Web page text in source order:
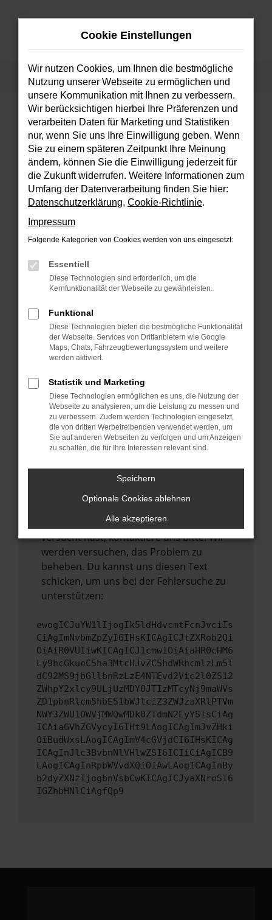
Zum
Startseite Fahrzeugsuche
FEHLER: NETWORK ERROR
Beim Laden ist ein Fehler aufgetreten.
Hier sind ein paar Tipps, die dir helfen können:
Überprüfe deine Firewall und deine
Internetverbindung.
Laden andere Webseiten, zum Beispiel
deine Suchmaschine?
Prüfe deine Browsererweiterungen.
Manche Erweiterungen, wie Werbeblocker,
können das Laden bestimmter Seiten
anderen Browser oder in einem privaten
Fenster?
Starte dein Gerät neu.
vorübergehende Probleme zu beheben.
Stelle sicher, dass dein Browser und dein
Betriebssystem auf dem neuesten Stand
sind.
Veraltete Software birgt nicht nur ein
führen, dass bestimmte Funktionen nicht
Wende dich an den Webseitenbetreiber.
Wenn du alle oben genannten Schritte
versucht hast, kontaktiere uns bitte. Wir
werden versuchen, das Problem zu
beheben. Du kannst uns diesen Text
schicken, um uns bei der Fehlersuche zu
unterstützen:
ewogICJuYW1lIjogIk5ldHdvcmtFcnJvciIs
CiAgImNvbmZpZyI6IHsKICAgICJtZXRob2Qi
OiAiR0VUIiwKICAgICJ1cmwiOiAiaHR0cHM6
Ly9hcGkueC5ha3MtcHJvZC5hdWRhcmlzLm5l
dC92MS9jbGllbnRzLzE4NTEvd2Vic2l0ZS12
ZWhpY2xlcy9ULjUzMDY0JTIzMTcyNj9maWVs
ZD1pbnRlcm5hbE51bWJlciZ3ZWJzaXRlPTVm
NWY3ZWU1OWVjMWQwMDk0ZTdmN2EyYSIsCiAg
ICAiaGVhZGVycyI6IHt9LAogICAgImJvZHki
OiBudWxsLAogICAgImV4cGVjdCI6IHsKICAg
ICAgInJlc3BvbnNlVHlwZSI6ICIiCiAgICB9
LAogICAgInRpbWVvdXQiOiAwLAogICAgInBy
b2dyZXNzIjogbnVsbCwKICAgICJyaXNreSI6
IGZhbHNlCiAgfQp9
Cookie Einstellungen
Wir nutzen Cookies, um Ihnen die bestmögliche
Nutzung unserer Webseite zu ermöglichen und
unsere Kommunikation mit Ihnen zu verbessern.
Wir berücksichtigen hierbei Ihre Präferenzen und
verarbeiten Daten für Marketing und Statistiken
nur, wenn Sie uns Ihre Einwilligung geben. Wenn
Sie zu einem späteren Zeitpunkt Ihre Meinung
ändern, können Sie die Einwilligung jederzeit für
die Zukunft widerrufen. Weitere Informationen zum
Umfang der Datenverarbeitung finden Sie hier:
Datenschutzerklärung, Cookie-Richtlinie.
Impressum
Folgende Kategorien von Cookies werden von uns eingesetzt:
Essentiell
Diese Technologien sind erforderlich, um die
Kernfunktionalität der Webseite zu gewährleisten.
Funktional
Diese Technologien bieten die bestmögliche Funktionalität
der Webseite. Services von Drittanbietern wie Google
Maps, Chats, Fahrzeugbewertungssystem und weitere
werden aktiviert.
Statistik und Marketing
Diese Technologien ermöglichen es uns, die Nutzung der
Webseite zu analysieren, um die Leistung zu messen und
zu verbessern. Zudem werden Technologien eingesetzt,
die von dritten Werbetreibenden verwendet werden, um
Sie auf anderen Webseiten zu verfolgen und um Anzeigen
zu schalten, die für Ihre Interessen relevant sind.
Speichern
Optionale Cookies ablehnen
Alle akzeptieren